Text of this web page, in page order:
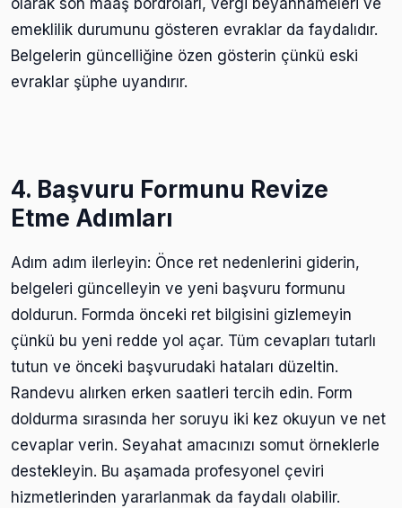
emeklilik durumunu gösteren evraklar da faydalıdır.
Belgelerin güncelliğine özen gösterin çünkü eski
evraklar şüphe uyandırır.
4. Başvuru Formunu Revize
Etme Adımları
Adım adım ilerleyin: Önce ret nedenlerini giderin,
belgeleri güncelleyin ve yeni başvuru formunu
doldurun. Formda önceki ret bilgisini gizlemeyin
çünkü bu yeni redde yol açar. Tüm cevapları tutarlı
tutun ve önceki başvurudaki hataları düzeltin.
Randevu alırken erken saatleri tercih edin. Form
doldurma sırasında her soruyu iki kez okuyun ve net
cevaplar verin. Seyahat amacınızı somut örneklerle
destekleyin. Bu aşamada profesyonel çeviri
hizmetlerinden yararlanmak da faydalı olabilir.